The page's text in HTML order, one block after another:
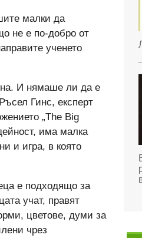
малки да
не е по-добро от
ученето
И нямаше ли да е
Гинс, експерт
„The Big
има малка
и игра, в която
е подходящо за
учат, правят
цветове, думи за
чрез